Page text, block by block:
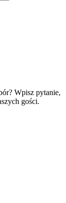
Wpisz pytanie,
gości.